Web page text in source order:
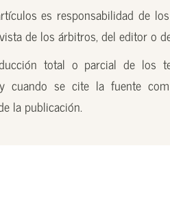
es responsabilidad de
de los árbitros, del editor o
total o parcial de los
cuando se cite la fuente
la publicación.